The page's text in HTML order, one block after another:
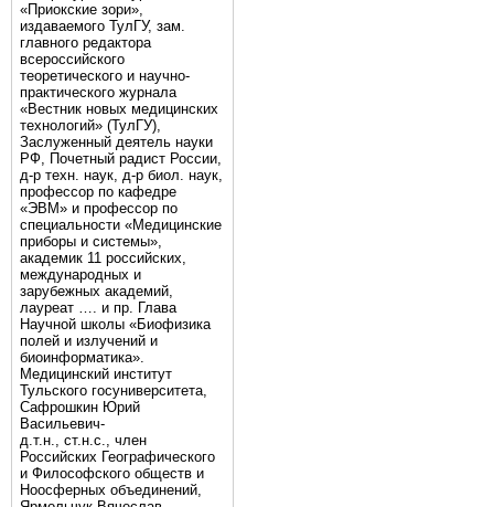
«Приокские зори»,
издаваемого ТулГУ, зам.
главного редактора
всероссийского
теоретического и научно-
практического журнала
«Вестник новых медицинских
технологий» (ТулГУ),
Заслуженный деятель науки
РФ, Почетный радист России,
д-р техн. наук, д-р биол. наук,
профессор по кафедре
«ЭВМ» и профессор по
специальности «Медицинские
приборы и системы»,
академик 11 российских,
международных и
зарубежных академий,
лауреат …. и пр. Глава
Научной школы «Биофизика
полей и излучений и
биоинформатика».
Медицинский институт
Тульского госуниверситета,
Сафрошкин Юрий
Васильевич-
д.т.н., ст.н.с., член
Российских Географического
и Философского обществ и
Ноосферных объединений,